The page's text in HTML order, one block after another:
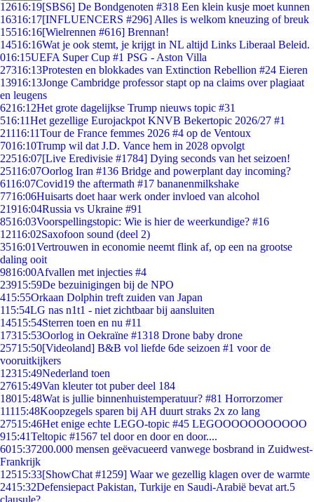
12616:19[SBS6] De Bondgenoten #318 Een klein kusje moet kunnen
16316:17[INFLUENCERS #296] Alles is welkom kneuzing of breuk
15516:16[Wielrennen #616] Brennan!
14516:16Wat je ook stemt, je krijgt in NL altijd Links Liberaal Beleid.
016:15UEFA Super Cup #1 PSG - Aston Villa
27316:13Protesten en blokkades van Extinction Rebellion #24 Eieren
13916:13Jonge Cambridge professor stapt op na claims over plagiaat
en leugens
6216:12Het grote dagelijkse Trump nieuws topic #31
516:11Het gezellige Eurojackpot KNVB Bekertopic 2026/27 #1
21116:11Tour de France femmes 2026 #4 op de Ventoux
7016:10Trump wil dat J.D. Vance hem in 2028 opvolgt
22516:07[Live Eredivisie #1784] Dying seconds van het seizoen!
25116:07Oorlog Iran #136 Bridge and powerplant day incoming?
6116:07Covid19 the aftermath #17 bananenmilkshake
7716:06Huisarts doet haar werk onder invloed van alcohol
21916:04Russia vs Ukraine #91
8516:03Voorspellingstopic: Wie is hier de weerkundige? #16
12116:02Saxofoon sound (deel 2)
3516:01Vertrouwen in economie neemt flink af, op een na grootse
daling ooit
9816:00Afvallen met injecties #4
23915:59De bezuinigingen bij de NPO
415:55Orkaan Dolphin treft zuiden van Japan
115:54LG nas n1t1 - niet zichtbaar bij aansluiten
14515:54Sterren toen en nu #11
17315:53Oorlog in Oekraïne #1318 Drone baby drone
25715:50[Videoland] B&B vol liefde 6de seizoen #1 voor de
vooruitkijkers
12315:49Nederland toen
27615:49Van kleuter tot puber deel 184
18015:48Wat is jullie binnenhuistemperatuur? #81 Horrorzomer
11115:48Koopzegels sparen bij AH duurt straks 2x zo lang
27515:46Het enige echte LEGO-topic #45 LEGOOOOOOOOOOO
915:41Teltopic #1567 tel door en door en door....
6015:37200.000 mensen geëvacueerd vanwege bosbrand in Zuidwest-
Frankrijk
12515:33[ShowChat #1259] Waar we gezellig klagen over de warmte
2415:32Defensiepact Pakistan, Turkije en Saudi-Arabië bevat art.5
clausule?